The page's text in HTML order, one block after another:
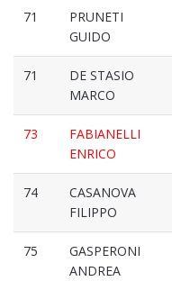
71
PRUNETI
GUIDO
71
DE STASIO
MARCO
73
FABIANELLI
ENRICO
74
CASANOVA
FILIPPO
75
GASPERONI
ANDREA